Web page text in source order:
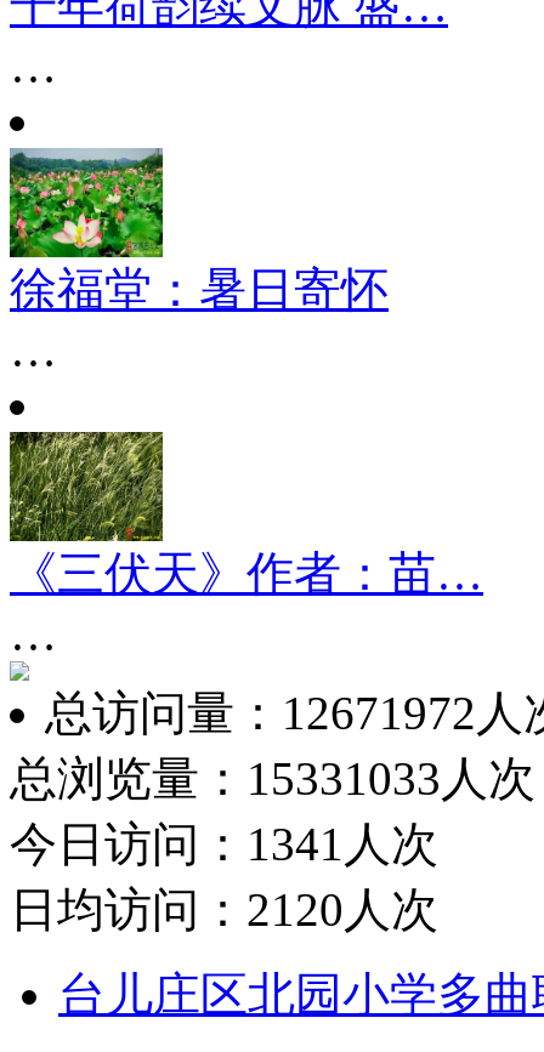
…
徐福堂：暑日寄怀
…
《三伏天》作者：苗…
…
总访问量：12671972人
总浏览量：15331033人次
今日访问：1341人次
日均访问：2120人次
台儿庄区北园小学多